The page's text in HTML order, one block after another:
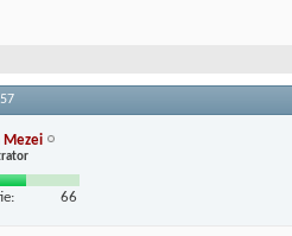
Mezei
66